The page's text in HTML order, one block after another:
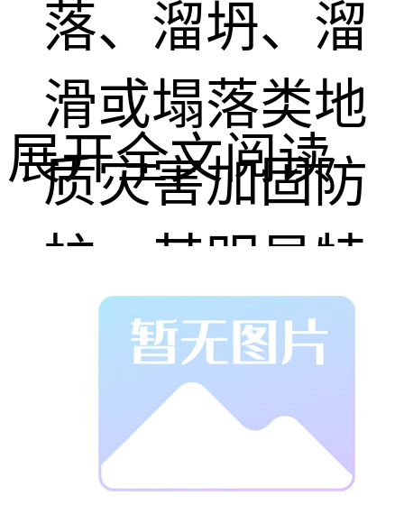
落、溜坍、溜
滑或塌落类地
质灾害加固防
护，其明显特
征是采用系
统 锚杆固定，
并根据柔性网
展开全文阅读